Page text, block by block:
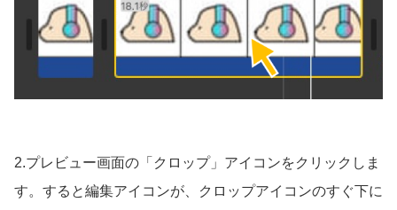
2.プレビュー画面の「クロップ」アイコンをクリックしま
す。すると編集アイコンが、クロップアイコンのすぐ下に